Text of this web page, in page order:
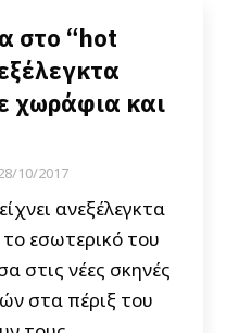
στο “hot
χωράφια και
10/2017
ανεξέλεγκτα
εσωτερικό του
στις νέες σκηνές
στα πέριξ του